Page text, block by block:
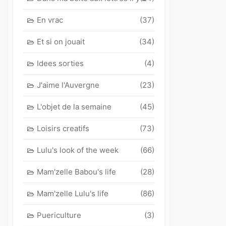
En vrac (37)
Et si on jouait (34)
Idees sorties (4)
J'aime l'Auvergne (23)
L'objet de la semaine (45)
Loisirs creatifs (73)
Lulu's look of the week (66)
Mam'zelle Babou's life (28)
Mam'zelle Lulu's life (86)
Puericulture (3)